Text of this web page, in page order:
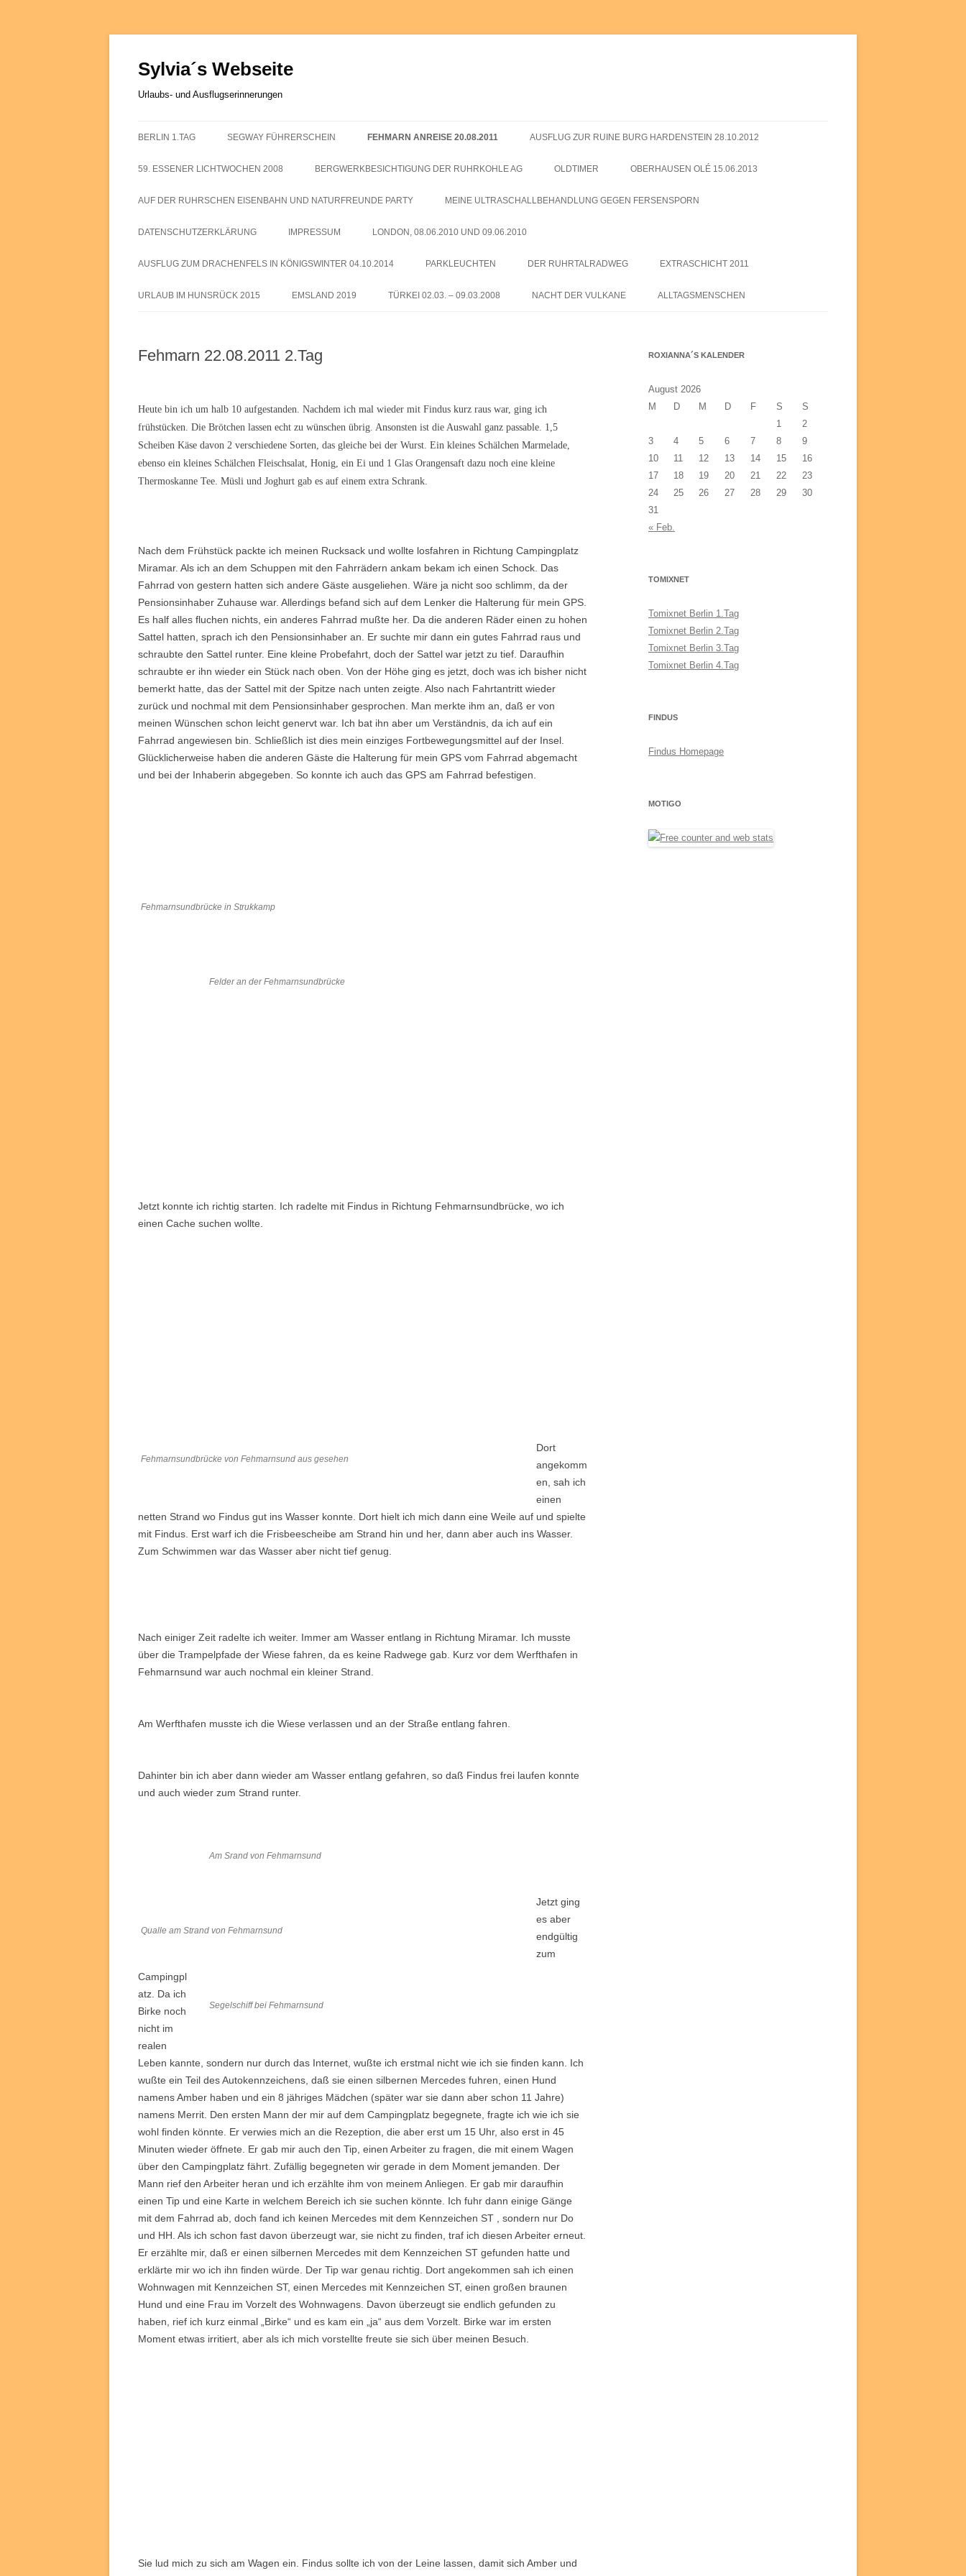
Sylvia´s Webseite
Urlaubs- und Ausflugserinnerungen
BERLIN 1.TAG
BERLIN 2.TAG
BERLIN 3.TAG
SEGWAY FÜHRERSCHEIN FEHMARN ANREISE 20.08.2011
FEHMARN 21.08.2011 1.TAG
FEHMARN 22.08.2011 2.TAG
FEHMARN, 30.08.2011 10.TAG
AUSFLUG ZUR RUINE BURG HARDENSTEIN 28.10.2012
DER HINDENBURGKOPF
59. ESSENER LICHTWOCHEN 2008
63.ESSENER LICHTWOCHEN 2012
64. ESSENER LICHTWOCHEN
BERGWERKBESICHTIGUNG DER RUHRKOHLE AG OLDTIMER OBERHAUSEN OLÉ 15.06.2013
AUF DER RUHRSCHEN EISENBAHN UND NATURFREUNDE PARTY MEINE ULTRASCHALLBEHANDLUNG GEGEN FERSENSPORN
DATENSCHUTZERKLÄRUNG IMPRESSUM LONDON, 08.06.2010 UND 09.06.2010
LONDON, 10.06.2010
MADAME TUSSAUD, 11.06.2010
LONDON TAG UND NACHT
SHERLOCK HOLMES MUSEUM
PICCADILLY CIRCUS, ABBY ROAD
ST. THOMAS TOWER
AUSFLUG ZUM DRACHENFELS IN KÖNIGSWINTER 04.10.2014 PARKLEUCHTEN DER RUHRTALRADWEG EXTRASCHICHT 2011
EXTRASCHICHT 2012
EXTRASCHICHT 2018
URLAUB IM HUNSRÜCK 2015 EMSLAND 2019 TÜRKEI 02.03. – 09.03.2008 NACHT DER VULKANE ALLTAGSMENSCHEN
Fehmarn 22.08.2011 2.Tag
Heute bin ich um halb 10 aufgestanden. Nachdem ich mal wieder mit Findus kurz raus war, ging ich
frühstücken. Die Brötchen lassen echt zu wünschen übrig. Ansonsten ist die Auswahl ganz passable. 1,5
Scheiben Käse davon 2 verschiedene Sorten, das gleiche bei der Wurst. Ein kleines Schälchen Marmelade,
ebenso ein kleines Schälchen Fleischsalat, Honig, ein Ei und 1 Glas Orangensaft dazu noch eine kleine
Thermoskanne Tee. Müsli und Joghurt gab es auf einem extra Schrank.
Nach dem Frühstück packte ich meinen Rucksack und wollte losfahren in Richtung Campingplatz
Miramar. Als ich an dem Schuppen mit den Fahrrädern ankam bekam ich einen Schock. Das
Fahrrad von gestern hatten sich andere Gäste ausgeliehen. Wäre ja nicht soo schlimm, da der
Pensionsinhaber Zuhause war. Allerdings befand sich auf dem Lenker die Halterung für mein GPS.
Es half alles fluchen nichts, ein anderes Fahrrad mußte her. Da die anderen Räder einen zu hohen
Sattel hatten, sprach ich den Pensionsinhaber an. Er suchte mir dann ein gutes Fahrrad raus und
schraubte den Sattel runter. Eine kleine Probefahrt, doch der Sattel war jetzt zu tief. Daraufhin
schraubte er ihn wieder ein Stück nach oben. Von der Höhe ging es jetzt, doch was ich bisher nicht
bemerkt hatte, das der Sattel mit der Spitze nach unten zeigte. Also nach Fahrtantritt wieder
zurück und nochmal mit dem Pensionsinhaber gesprochen. Man merkte ihm an, daß er von
meinen Wünschen schon leicht genervt war. Ich bat ihn aber um Verständnis, da ich auf ein
Fahrrad angewiesen bin. Schließlich ist dies mein einziges Fortbewegungsmittel auf der Insel.
Glücklicherweise haben die anderen Gäste die Halterung für mein GPS vom Fahrrad abgemacht
und bei der Inhaberin abgegeben. So konnte ich auch das GPS am Fahrrad befestigen.
Fehmarnsundbrücke in Strukkamp
Felder an der Fehmarnsundbrücke
Jetzt konnte ich richtig starten. Ich radelte mit Findus in Richtung Fehmarnsundbrücke, wo ich
einen Cache suchen wollte.
Fehmarnsundbrücke von Fehmarnsund aus gesehen
Dort
angekomm
en, sah ich
einen
netten Strand wo Findus gut ins Wasser konnte. Dort hielt ich mich dann eine Weile auf und spielte
mit Findus. Erst warf ich die Frisbeescheibe am Strand hin und her, dann aber auch ins Wasser.
Zum Schwimmen war das Wasser aber nicht tief genug.
Nach einiger Zeit radelte ich weiter. Immer am Wasser entlang in Richtung Miramar. Ich musste
über die Trampelpfade der Wiese fahren, da es keine Radwege gab. Kurz vor dem Werfthafen in
Fehmarnsund war auch nochmal ein kleiner Strand.
Am Werfthafen musste ich die Wiese verlassen und an der Straße entlang fahren.
Dahinter bin ich aber dann wieder am Wasser entlang gefahren, so daß Findus frei laufen konnte
und auch wieder zum Strand runter.
Am Srand von Fehmarnsund
Qualle am Strand von Fehmarnsund
Segelschiff bei Fehmarnsund
Jetzt ging
es aber
endgültig
zum
Campingpl
atz. Da ich
Birke noch
nicht im
realen
Leben kannte, sondern nur durch das Internet, wußte ich erstmal nicht wie ich sie finden kann. Ich
wußte ein Teil des Autokennzeichens, daß sie einen silbernen Mercedes fuhren, einen Hund
namens Amber haben und ein 8 jähriges Mädchen (später war sie dann aber schon 11 Jahre)
namens Merrit. Den ersten Mann der mir auf dem Campingplatz begegnete, fragte ich wie ich sie
wohl finden könnte. Er verwies mich an die Rezeption, die aber erst um 15 Uhr, also erst in 45
Minuten wieder öffnete. Er gab mir auch den Tip, einen Arbeiter zu fragen, die mit einem Wagen
über den Campingplatz fährt. Zufällig begegneten wir gerade in dem Moment jemanden. Der
Mann rief den Arbeiter heran und ich erzählte ihm von meinem Anliegen. Er gab mir daraufhin
einen Tip und eine Karte in welchem Bereich ich sie suchen könnte. Ich fuhr dann einige Gänge
mit dem Fahrrad ab, doch fand ich keinen Mercedes mit dem Kennzeichen ST , sondern nur Do
und HH. Als ich schon fast davon überzeugt war, sie nicht zu finden, traf ich diesen Arbeiter erneut.
Er erzählte mir, daß er einen silbernen Mercedes mit dem Kennzeichen ST gefunden hatte und
erklärte mir wo ich ihn finden würde. Der Tip war genau richtig. Dort angekommen sah ich einen
Wohnwagen mit Kennzeichen ST, einen Mercedes mit Kennzeichen ST, einen großen braunen
Hund und eine Frau im Vorzelt des Wohnwagens. Davon überzeugt sie endlich gefunden zu
haben, rief ich kurz einmal „Birke“ und es kam ein „ja“ aus dem Vorzelt. Birke war im ersten
Moment etwas irritiert, aber als ich mich vorstellte freute sie sich über meinen Besuch.
Sie lud mich zu sich am Wagen ein. Findus sollte ich von der Leine lassen, damit sich Amber und
ROXIANNA´S KALENDER
August 2026
M
D M D F S
S
1
2
3
4 5 6 7 8
9
10
11 12 13 14 15
16
17
18 19 20 21 22
23
24
25 26 27 28 29
30
31
« Feb.
TOMIXNET
Tomixnet Berlin 1.Tag
Tomixnet Berlin 2.Tag
Tomixnet Berlin 3.Tag
Tomixnet Berlin 4.Tag
FINDUS
Findus Homepage
MOTIGO